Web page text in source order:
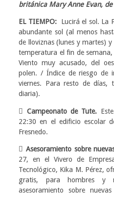
británica Mary Anne Evan, de
EL TIEMPO:Lucirá el sol. La
abundante sol (al menos
de lloviznas (lunes y martes)
temperatura el fin de semana,
Viento muy acusado, del
polen. / Índice de riesgo de
viernes. Para resto de días,
diaria).
 Campeonato de Tute.
22:30 en el edificio escolar
Fresnedo.
 Asesoramiento sobre
27, en el Vivero de
Tecnológico, Kika M. Pérez,
gratis, para hombres y
asesoramiento sobre